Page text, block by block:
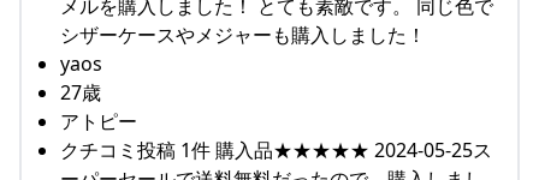
メルを購入しました！ とても素敵です。 同じ色で
シザーケースやメジャーも購入しました！
yaos
27歳
アトピー
クチコミ投稿 1件 購入品★★★★★ 2024-05-25ス